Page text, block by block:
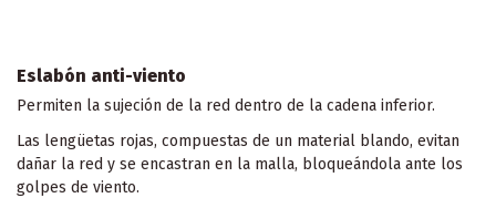
Eslabón anti-viento
Permiten la sujeción de la red dentro de la cadena inferior.
Las lengüetas rojas, compuestas de un material blando, evitan
dañar la red y se encastran en la malla, bloqueándola ante los
golpes de viento.